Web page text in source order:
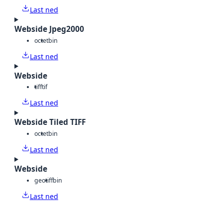
Last ned
Webside Jpeg2000
octetbin
Last ned
Webside
tifftif
Last ned
Webside Tiled TIFF
octetbin
Last ned
Webside
geotiffbin
Last ned